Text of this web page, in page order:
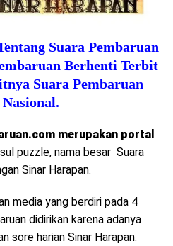
Suara Pembaruan
Berhenti Terbit
Suara Pembaruan
merupakan portal
puzzle, nama besar Suara
Sinar Harapan.
media yang berdiri pada 4
didirikan karena adanya
sore harian Sinar Harapan.